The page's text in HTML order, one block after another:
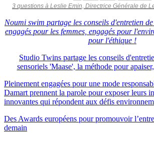
3 questions à Leslie Emin, Directrice Générale de
Noumi swim partage les conseils d'entretien
engagés pour les femmes, engagés pour
pour l'éthique !
Studio Twins partage les conseils
sensoriels 'Maase', la méthode pour
Pleinement engagées pour une mode
Damart prennent la parole pour exposer leurs
innovantes qui répondent aux défis
Des Awards européens pour promouvoir
demain